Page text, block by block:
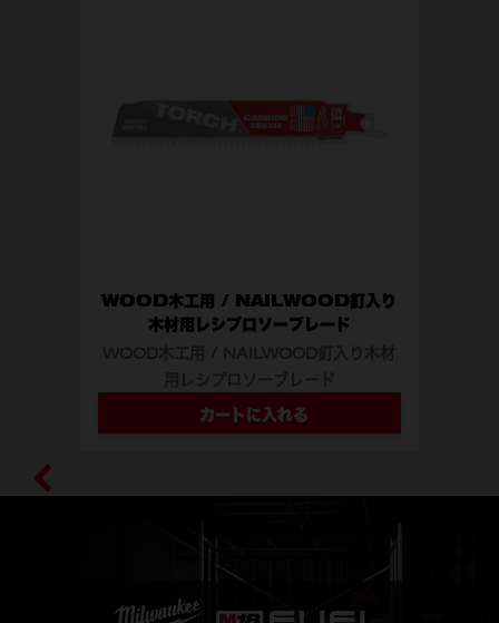
WOOD木工用 / NAILWOOD釘入り
木材用レシプロソーブレード
型番48-47-501648-47-5036
カートに入れる